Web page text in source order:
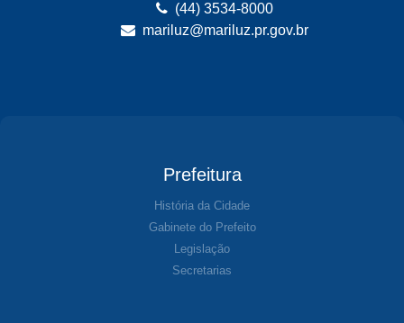
(44) 3534-8000
mariluz@mariluz.pr.gov.br
Prefeitura
História da Cidade
Gabinete do Prefeito
Legislação
Secretarias